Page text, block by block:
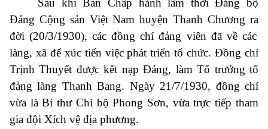
Đảng Cộng sản Việt Nam huyện Thanh Chương ra
đời (20/3/1930), các đồng chí đảng viên đãvề các
làng, xã để xúc tiến việc phát triển tổ chức. Đồng chí
Trịnh Thuyết được kết nạp Đảng, làm Tổ trưởng tổ
đảng làng Thanh Bang. Ngày 21/7/1930, đồng chí
vừa là Bí thư Chi bộ Phong Sơn, vừa trực tiếp tham
gia đội Xích vệ địa phương.